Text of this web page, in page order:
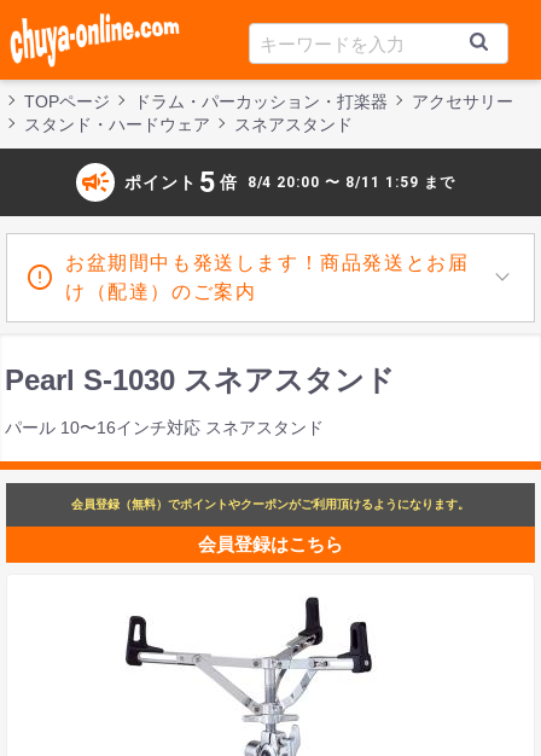
TOPページ ドラム・パーカッション・打楽器
アクセサリー
スタンド・ハードウェア
スネアスタンド
campaign ポイント 5 倍 8/4 20:00 〜 8/11 1:59 まで
お盆期間中も発送します！商品発送とお届
け（配達）のご案内
Pearl S-1030 スネアスタンド
パール 10〜16インチ対応 スネアスタンド
会員登録（無料）でポイントやクーポンがご利用頂けるようになります。
会員登録はこちら